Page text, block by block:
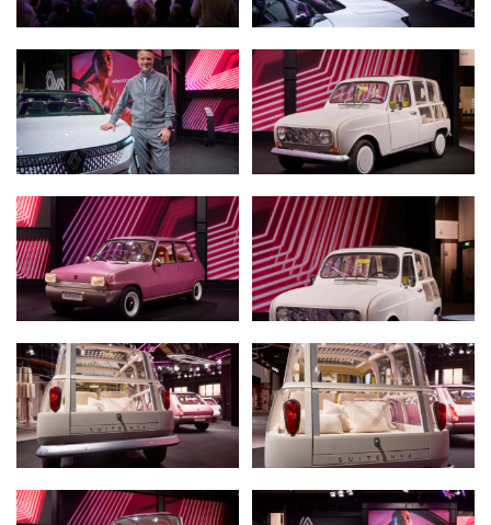
RENAULT GROUP
RENAULT
DACIA
ALPINE
ALLIANCE
FOTO’S & VIDEO’S
IN DE MEDIA